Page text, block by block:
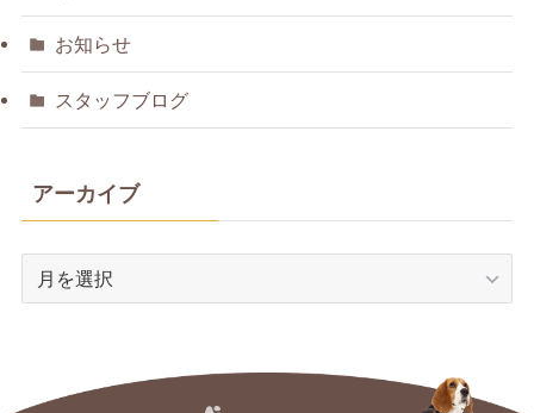
お知らせ
スタッフブログ
アーカイブ